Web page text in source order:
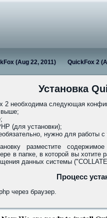
(Aug 22, 2011) QuickFox 2
Установка
2 необходима следующая
выше;
(для установки);
нужно для работы
разместите
в папке, в которой вы хотите
данных системы
Процесс
через браузер.